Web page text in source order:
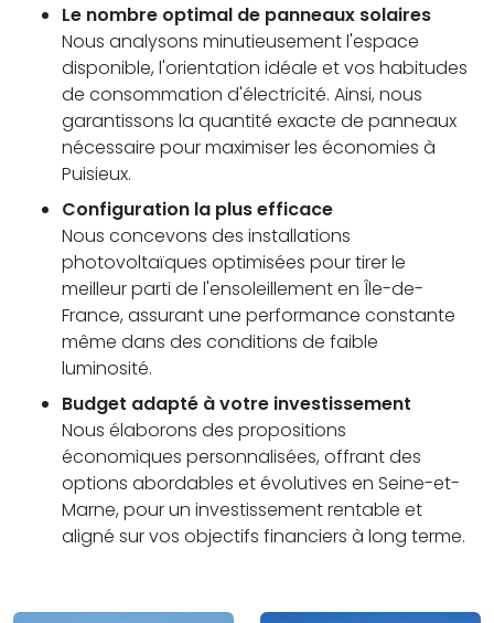
Le nombre optimal de panneaux solaires
Nous analysons minutieusement l'espace
disponible, l'orientation idéale et vos habitudes
de consommation d'électricité. Ainsi, nous
garantissons la quantité exacte de panneaux
nécessaire pour maximiser les économies à
Puisieux.
Configuration la plus efficace
Nous concevons des installations
photovoltaïques optimisées pour tirer le
meilleur parti de l'ensoleillement en Île-de-
France, assurant une performance constante
même dans des conditions de faible
luminosité.
Budget adapté à votre investissement
Nous élaborons des propositions
économiques personnalisées, offrant des
options abordables et évolutives en Seine-et-
Marne, pour un investissement rentable et
aligné sur vos objectifs financiers à long terme.